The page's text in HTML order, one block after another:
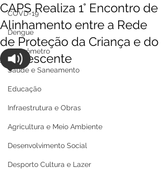
COVD-19
Dengue
Vacinômetro
Saúde e Saneamento
Educação
Infraestrutura e Obras
Agricultura e Meio Ambiente
Desenvolvimento Social
Desporto Cultura e Lazer
CAPS Realiza 1° Encontro de
Alinhamento entre a Rede
de Proteção da Criança e do
Adolescente